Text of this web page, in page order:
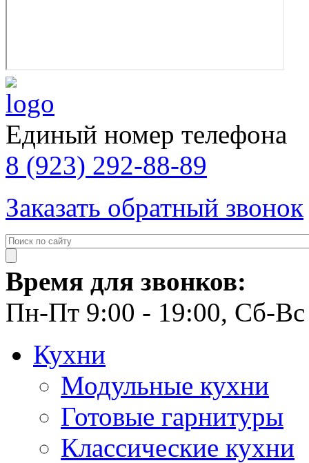
Единый номер телефона
8 (923) 292-88-89
Заказать обратный звонок
Время для звонков:
Пн-Пт 9:00 - 19:00, Сб-Вс
Кухни
Модульные кухни
Готовые гарнитуры
Классические кухни